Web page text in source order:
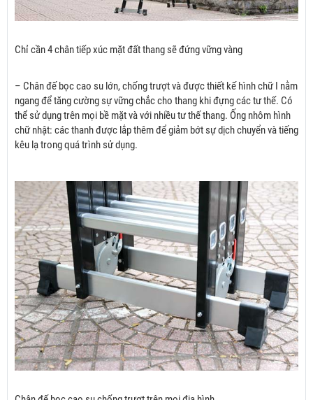
Chỉ cần 4 chân tiếp xúc mặt đất thang sẽ đứng vững vàng
– Chân đế bọc cao su lớn, chống trượt và được thiết kế hình chữ I nằm
ngang để tăng cường sự vững chắc cho thang khi đựng các tư thế. Có
thể sử dụng trên mọi bề mặt và với nhiều tư thế thang. Ống nhôm hình
chữ nhật: các thanh được lắp thêm để giảm bớt sự dịch chuyển và tiếng
kêu lạ trong quá trình sử dụng.